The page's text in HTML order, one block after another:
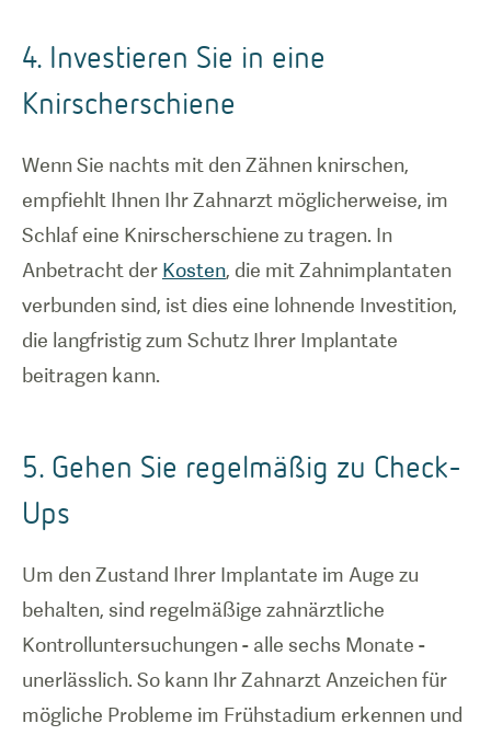
4. Investieren Sie in eine
Knirscherschiene
Wenn Sie nachts mit den Zähnen knirschen,
empfiehlt Ihnen Ihr Zahnarzt möglicherweise, im
Schlaf eine Knirscherschiene zu tragen. In
Anbetracht der Kosten, die mit Zahnimplantaten
verbunden sind, ist dies eine lohnende Investition,
die langfristig zum Schutz Ihrer Implantate
beitragen kann.
5. Gehen Sie regelmäßig zu Check-
Ups
Um den Zustand Ihrer Implantate im Auge zu
behalten, sind regelmäßige zahnärztliche
Kontrolluntersuchungen - alle sechs Monate -
unerlässlich. So kann Ihr Zahnarzt Anzeichen für
mögliche Probleme im Frühstadium erkennen und